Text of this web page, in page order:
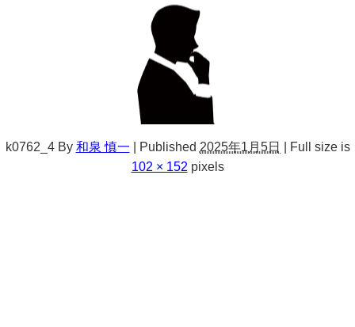
k0762_4 By 和泉 慎一 Published 2025年1月5日
Full size is
102 × 152 pixels